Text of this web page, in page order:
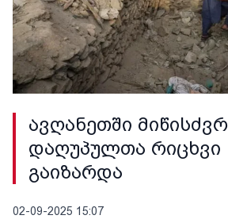
ავღანეთში
დაღუპულთა რიცხვი
გაიზარდა
02-09-2025 15:07